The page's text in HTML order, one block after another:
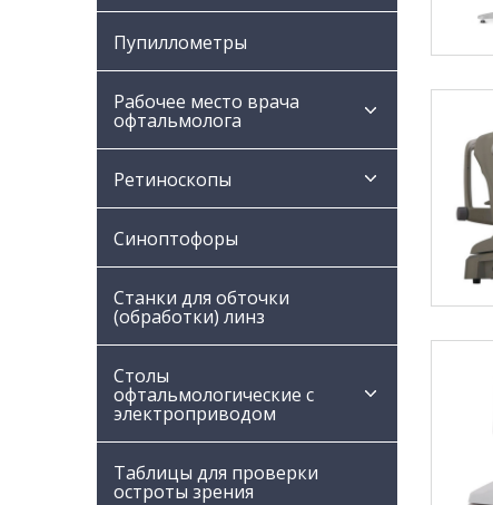
Пупиллометры
Рабочее место врача
офтальмолога
Ретиноскопы
Синоптофоры
Станки для обточки
(обработки) линз
Столы
офтальмологические с
электроприводом
Таблицы для проверки
остроты зрения